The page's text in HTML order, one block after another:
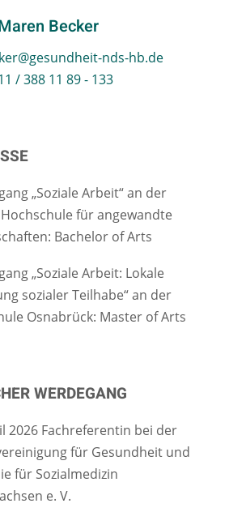
Becker
nds-hb.de
/ 388 11 89 - 133
„Soziale Arbeit“ an der
für angewandte
Bachelor of Arts
„Soziale Arbeit: Lokale
sozialer Teilhabe“ an der
Osnabrück: Master of Arts
WERDEGANG
2026 Fachreferentin bei der
für Gesundheit und
für Sozialmedizin
e. V.